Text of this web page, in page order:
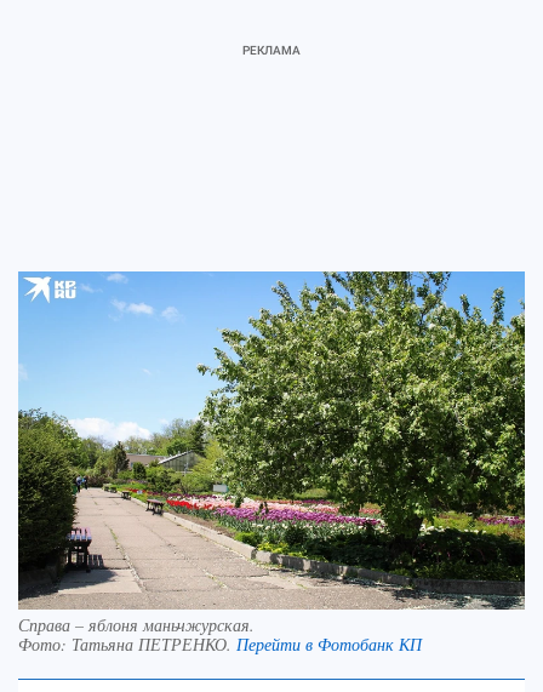
Справа – яблоня маньчжурская.
Фото: Татьяна ПЕТРЕНКО. Перейти в Фотобанк КП